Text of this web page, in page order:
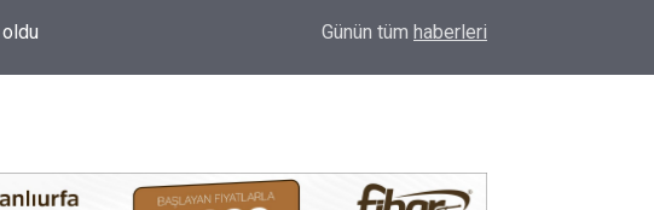
Vali Varol, Adalet Bakan Yardımcısı Can Tuncay'ı
Günün tüm haberleri